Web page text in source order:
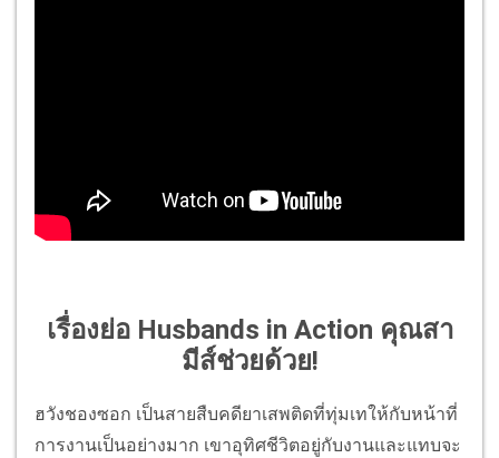
เรื่องย่อ Husbands in Action คุณสา
มีส์ช่วยด้วย!
ฮวังชองซอก เป็นสายสืบคดียาเสพติดที่ทุ่มเทให้กับหน้าที่
การงานเป็นอย่างมาก เขาอุทิศชีวิตอยู่กับงานและแทบจะ